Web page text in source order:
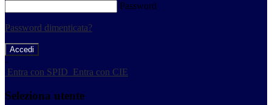
Password
Password dimenticata?
-
Entra con SPID Entra con CIE
Seleziona utente